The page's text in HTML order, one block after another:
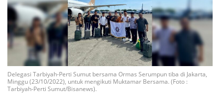
Delegasi Tarbiyah-Perti Sumut bersama Ormas Serumpun tiba di Jakarta,
Minggu (23/10/2022), untuk mengikuti Muktamar Bersama. (Foto :
Tarbiyah-Perti Sumut/Bisanews).